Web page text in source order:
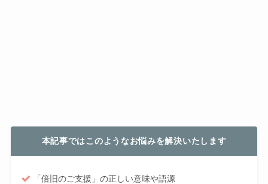
本記事ではこのようなお悩みを解決いたします
「倍旧のご支援」の正しい意味や語源